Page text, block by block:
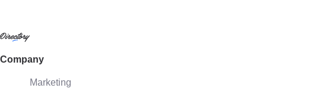
Company
Marketing